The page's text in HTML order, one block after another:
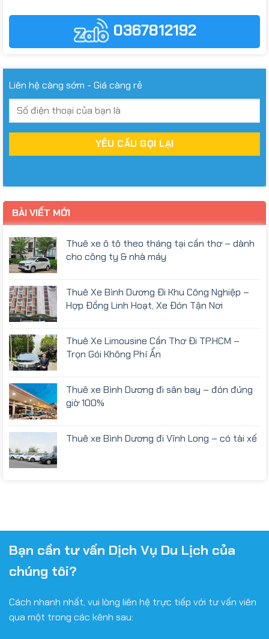
0367812192
Liên hệ càng sớm - Giá càng rẻ
BÀI VIẾT MỚI
Thuê xe ô tô theo tháng tại cần thơ – dành
cho công ty & nhà máy
Thuê Xe Bình Dương Đi Khu Công Nghiệp –
Hợp Đồng Linh Hoạt, Xe Đón Tận Nơi
Thuê Xe Limousine Cần Thơ Đi TP.HCM –
Trọn Gói Không Phí Ẩn
Thuê xe Bình Dương đi sân bay – đón đúng
giờ 100%
Thuê xe Bình Dương đi Vĩnh Long – có tài xế
Bạn cần tư vấn Dịch Vụ Du Lịch của
chúng tôi?
Cách nhanh nhất, vui lòng liên hệ trực tiếp với tư vấn viên
qua một trong các kênh sau: